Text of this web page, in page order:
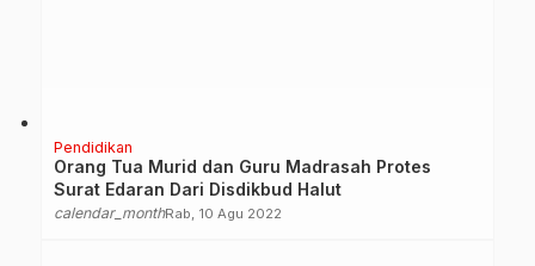
Pendidikan
Orang Tua Murid dan Guru Madrasah Protes
Surat Edaran Dari Disdikbud Halut
calendar_monthRab, 10 Agu 2022